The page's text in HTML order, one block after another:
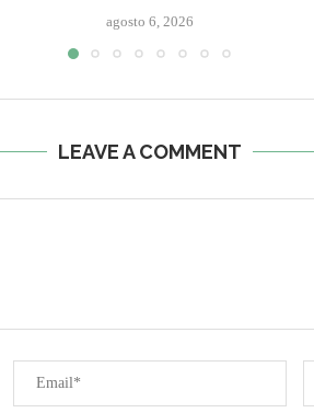
agosto 6, 2026
LEAVE A COMMENT